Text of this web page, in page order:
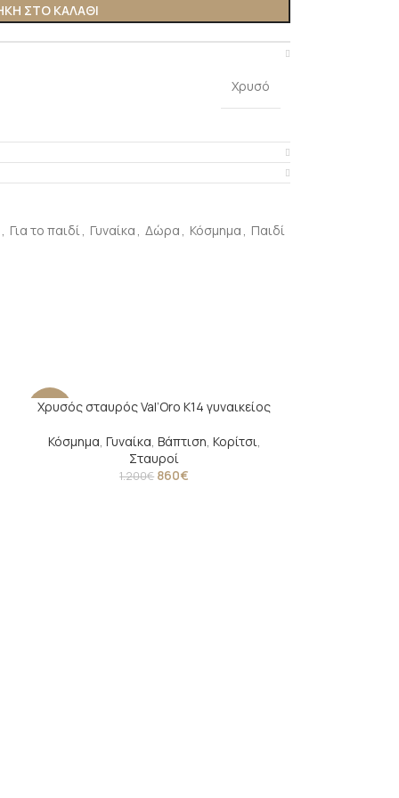
ΣΤΟ ΚΑΛΆΘΙ
Χρυσό
, Για το παιδί, Γυναίκα , Δώρα , Κόσμημα , Παιδί
-28%
Χρυσός σταυρός Val’Oro Κ14 γυναικείος
Κόσμημα, Γυναίκα, Βάπτιση, Κορίτσι,
Σταυροί
1.200€ 860€